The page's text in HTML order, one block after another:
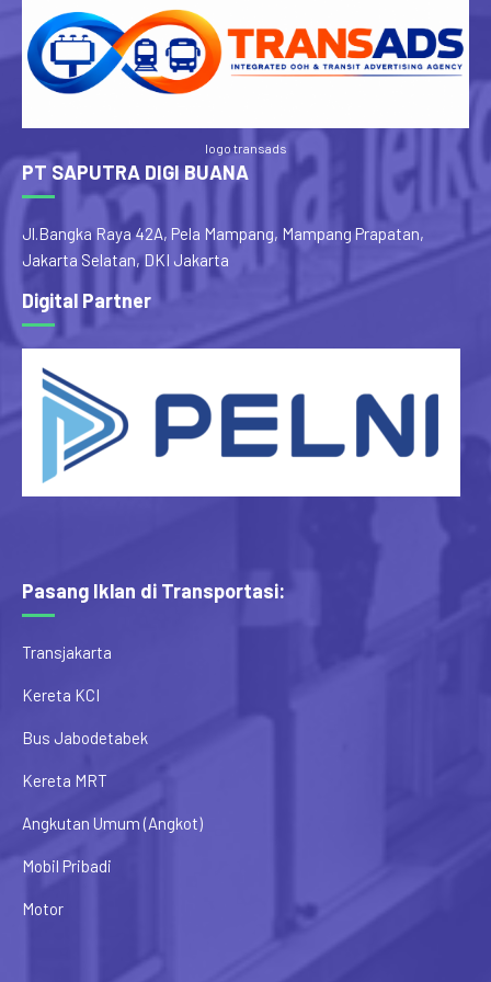
logo transads
PT SAPUTRA DIGI BUANA
Jl.Bangka Raya 42A, Pela Mampang, Mampang Prapatan,
Jakarta Selatan, DKI Jakarta
Digital Partner
Pasang Iklan di Transportasi:
Transjakarta
Kereta KCI
Bus Jabodetabek
Kereta MRT
Angkutan Umum (Angkot)
Mobil Pribadi
Motor